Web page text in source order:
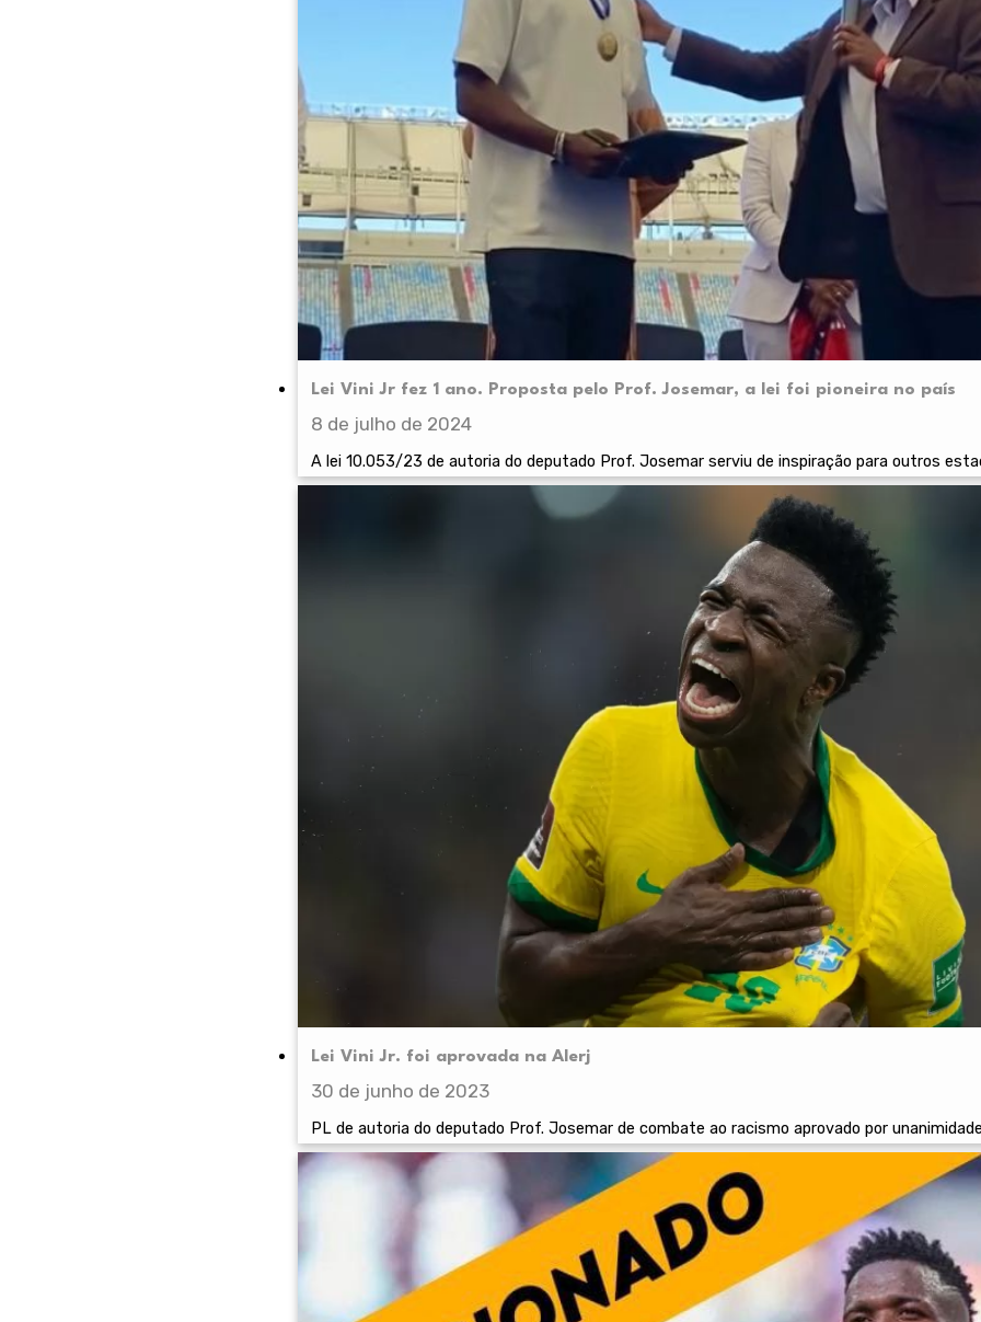
Lei Vini Jr fez 1 ano. Proposta pelo Prof. Josemar, a lei foi pioneira no país
8 de julho de 2024
A lei 10.053/23 de autoria do deputado Prof. Josemar serviu de inspiração para outros
Lei Vini Jr. foi aprovada na Alerj
30 de junho de 2023
PL de autoria do deputado Prof. Josemar de combate ao racismo aprovado por